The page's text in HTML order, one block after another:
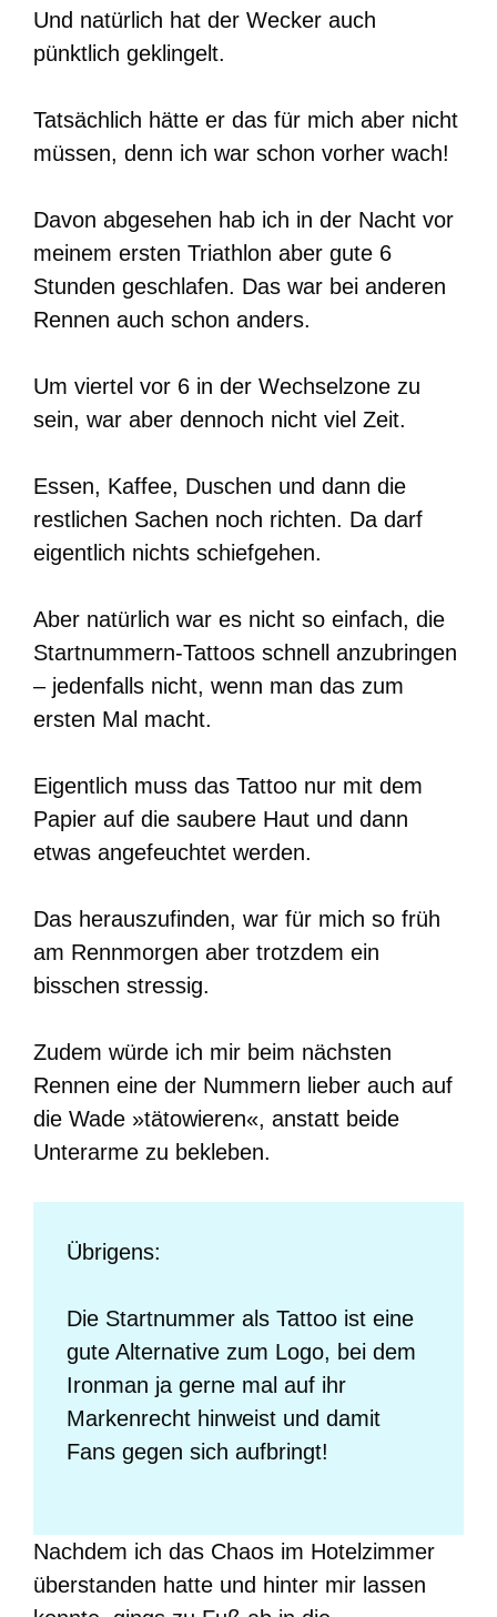
Und natürlich hat der Wecker auch
pünktlich geklingelt.
Tatsächlich hätte er das für mich aber nicht
müssen, denn ich war schon vorher wach!
Davon abgesehen hab ich in der Nacht vor
meinem ersten Triathlon aber gute 6
Stunden geschlafen. Das war bei anderen
Rennen auch schon anders.
Um viertel vor 6 in der Wechselzone zu
sein, war aber dennoch nicht viel Zeit.
Essen, Kaffee, Duschen und dann die
restlichen Sachen noch richten. Da darf
eigentlich nichts schiefgehen.
Aber natürlich war es nicht so einfach, die
Startnummern-Tattoos schnell anzubringen
– jedenfalls nicht, wenn man das zum
ersten Mal macht.
Eigentlich muss das Tattoo nur mit dem
Papier auf die saubere Haut und dann
etwas angefeuchtet werden.
Das herauszufinden, war für mich so früh
am Rennmorgen aber trotzdem ein
bisschen stressig.
Zudem würde ich mir beim nächsten
Rennen eine der Nummern lieber auch auf
die Wade »tätowieren«, anstatt beide
Unterarme zu bekleben.
Übrigens:
Die Startnummer als Tattoo ist eine
gute Alternative zum Logo, bei dem
Ironman ja gerne mal auf ihr
Markenrecht hinweist und damit
Fans gegen sich aufbringt!
Nachdem ich das Chaos im Hotelzimmer
überstanden hatte und hinter mir lassen